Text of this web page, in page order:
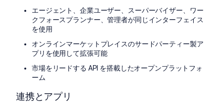
エージェント、企業ユーザー、スーパーバイザー、ワー
クフォースプランナー、管理者が同じインターフェイス
を使用
オンラインマーケットプレイスのサードパーティー製ア
プリを使用して拡張可能
市場をリードする API を搭載したオープンプラットフォ
ーム
連携とアプリ